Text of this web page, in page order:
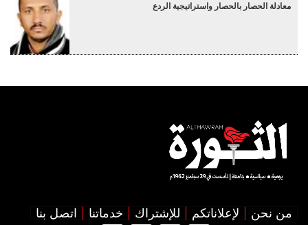
معادلة الحصار بالحصار واستراتيجية الردع
من نحن لإعلاناتكم للإشتراك خدماتنا اتصل بنا